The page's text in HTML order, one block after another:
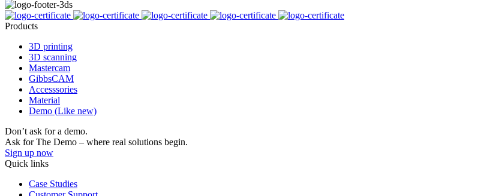
Products
3D printing
3D scanning
Mastercam
GibbsCAM
Accesssories
Material
Demo (Like new)
Don’t ask for a demo.
Ask for The Demo – where real solutions begin.
Sign up now
Quick links
Case Studies